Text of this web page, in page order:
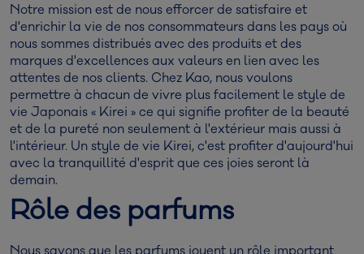
Notre mission est de nous efforcer de satisfaire et
d'enrichir la vie de nos consommateurs dans les pays où
nous sommes distribués avec des produits et des
marques d'excellences aux valeurs en lien avec les
attentes de nos clients. Chez Kao, nous voulons
permettre à chacun de vivre plus facilement le style de
vie Japonais « Kirei » ce qui signifie profiter de la beauté
et de la pureté non seulement à l'extérieur mais aussi à
l'intérieur. Un style de vie Kirei, c'est profiter d'aujourd'hui
avec la tranquillité d'esprit que ces joies seront là
demain.
Rôle des parfums
Nous savons que les parfums jouent un rôle important